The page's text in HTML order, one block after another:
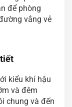
để phòng
vắng vẻ
kiểu khí hậu
và đêm
chung và đến